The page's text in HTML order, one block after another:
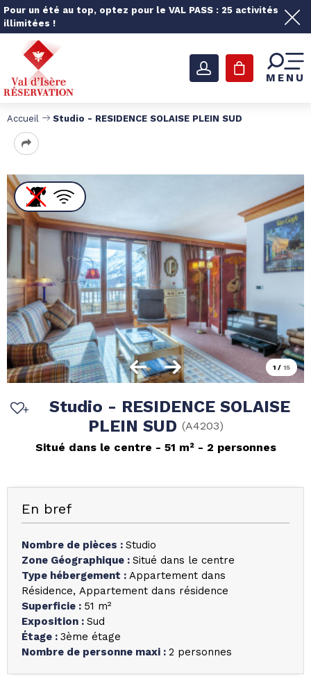
Pour un été au top, optez pour le VAL PASS : 25 activités
illimitées !
MENU
Accueil Studio - RESIDENCE SOLAISE PLEIN SUD
1 / 15
Studio - RESIDENCE SOLAISE
PLEIN SUD (A4203)
Situé dans le centre
51 m² 2 personnes
En bref
Nombre de pièces : Studio
Zone Géographique : Situé dans le centre
Type hébergement : Appartement dans
Résidence Appartement dans résidence
Superficie : 51 m²
Exposition : Sud
Étage : 3ème étage
Nombre de personne maxi : 2 personnes